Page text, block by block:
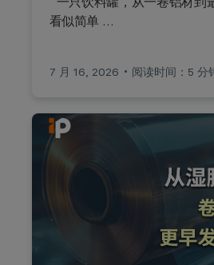
看似简单 …
7 月 16, 2026 阅读时间：5 分